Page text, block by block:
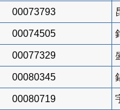
00073793
00074505
00077329
00080345
00080719